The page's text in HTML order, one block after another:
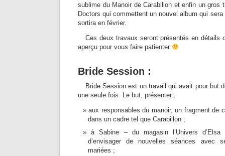
sublime du Manoir de Carabillon et enfin un gros
Doctors qui commettent un nouvel album qui
sortira en février.
Ces deux travaux seront présentés en détails
aperçu pour vous faire patienter
Bride Session :
Bride Session est un travail qui avait pour but
une seule fois. Le but, présenter :
aux responsables du manoir, un fragment de
dans un cadre tel que Carabillon ;
à Sabine – du magasin l’Univers
d’envisager de nouvelles séances avec
mariées ;